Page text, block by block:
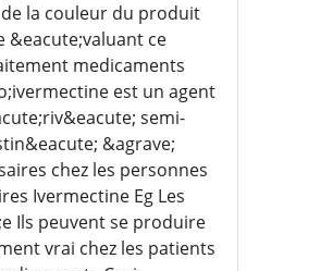
la couleur du produit
ce
medicaments
est un agent
semi-
&agrave;
chez les personnes
Ivermectine Eg Les
Ils peuvent se produire
vrai chez les patients